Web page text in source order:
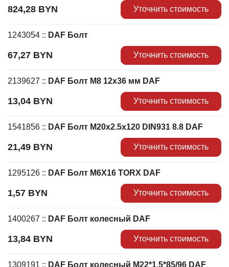
824,28 BYN Уточнить стоимость
1243054 :: DAF Болт
67,27 BYN Уточнить стоимость
2139627 :: DAF Болт M8 12х36 мм DAF
13,04 BYN Уточнить стоимость
1541856 :: DAF Болт M20x2.5x120 DIN931 8.8 DAF
21,49 BYN Уточнить стоимость
1295126 :: DAF Болт M6X16 TORX DAF
1,57 BYN Уточнить стоимость
1400267 :: DAF Болт колесный DAF
13,84 BYN Уточнить стоимость
1309191 :: DAF Болт колесный М22*1,5*85/96 DAF